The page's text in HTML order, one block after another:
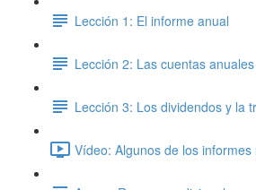
Lección 1: El informe anual
Lección 2: Las cuentas anuales
Lección 3: Los dividendos y la
Vídeo: Algunos de los